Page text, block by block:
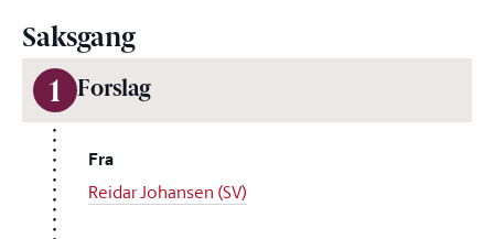
Saksgang
1 Forslag
Fra
Reidar Johansen (SV)